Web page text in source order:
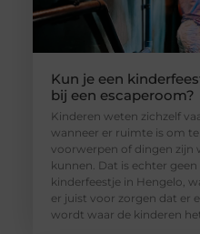
Kun je een
bij een escaperoom?
Kinderen weten zichzelf
wanneer er ruimte is om te
voorwerpen of dingen zijn
kunnen. Dat is echter
kinderfeestje in Hengelo,
er juist voor zorgen dat er
wordt waar de kinderen